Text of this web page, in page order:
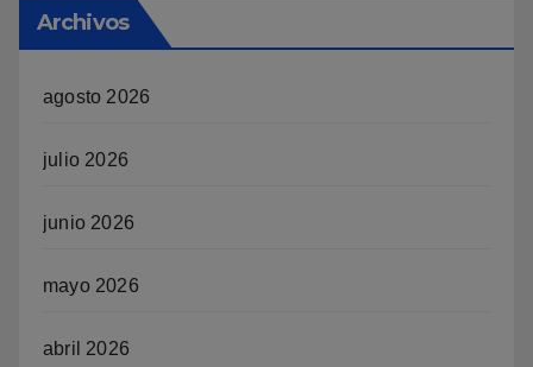
Archivos
agosto 2026
julio 2026
junio 2026
mayo 2026
abril 2026